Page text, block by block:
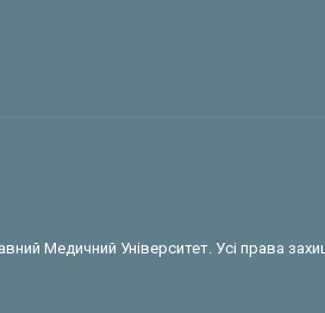
Медичний Університет. Усі права